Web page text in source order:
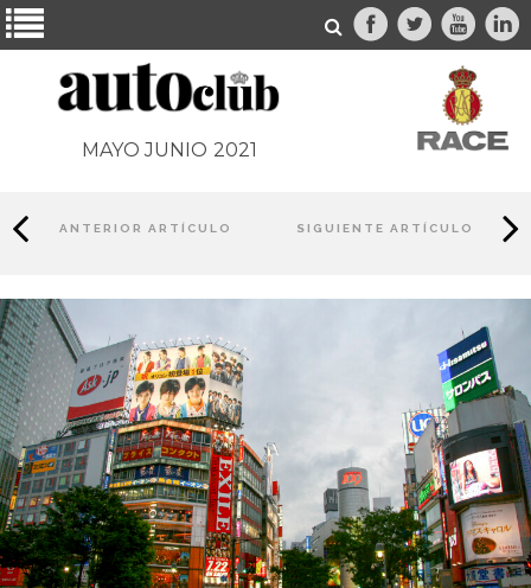
MAYO JUNIO 2021
ANTERIOR ARTÍCULO SIGUIENTE ARTÍCULO